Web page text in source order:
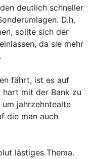
deutlich schneller
D.h.
sollte sich der
da sie mehr
fährt, ist es auf
hart mit der Bank zu
jahrzehntealte
die man auch
lästiges Thema.